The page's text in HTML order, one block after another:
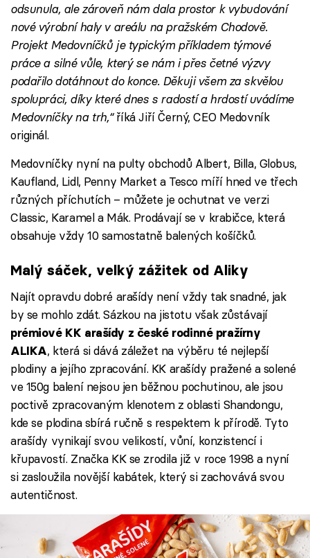
odsunula, ale zároveň nám dala prostor k vybudování
nové výrobní haly v areálu na pražském Chodově.
Projekt Medovníčků je typickým příkladem týmové
práce a silné vůle, který se nám i přes četné výzvy
podařilo dotáhnout do konce. Děkuji všem za skvělou
spolupráci, díky které dnes s radostí a hrdostí uvádíme
Medovníčky na trh,“říká Jiří Černý, CEO Medovník
originál.
Medovníčky nyní na pulty obchodů Albert, Billa, Globus,
Kaufland, Lidl, Penny Market a Tesco míří hned ve třech
různých příchutích – můžete je ochutnat ve verzi
Classic, Karamel a Mák. Prodávají se v krabičce, která
obsahuje vždy 10 samostatně balených košíčků.
Malý sáček, velký zážitek od Aliky
Najít opravdu dobré arašídy není vždy tak snadné, jak
by se mohlo zdát. Sázkou na jistotu však zůstávají
prémiové KK arašídy z české rodinné pražírny
ALIKA, která si dává záležet na výběru té nejlepší
plodiny a jejího zpracování. KK arašídy pražené a solené
ve 150g balení nejsou jen běžnou pochutinou, ale jsou
poctivě zpracovaným klenotem z oblasti Shandongu,
kde se plodina sbírá ručně s respektem k přírodě. Tyto
arašídy vynikají svou velikostí, vůní, konzistencí i
křupavostí. Značka KK se zrodila již v roce 1998 a nyní
si zasloužila novější kabátek, který si zachovává svou
autentičnost.